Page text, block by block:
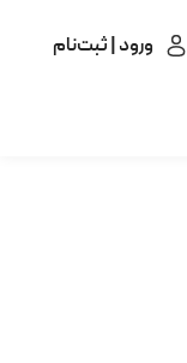
ورود | ثبت‌نام